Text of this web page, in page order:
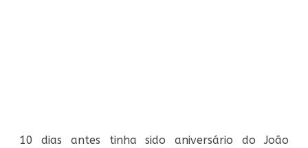
10 dias antes tinha sido aniversário do João